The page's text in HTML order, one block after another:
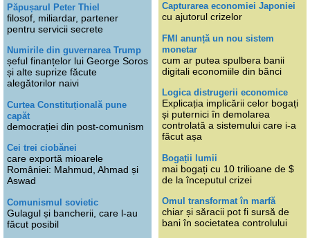
Păpușarul Peter Thiel
filosof, miliardar, partener
pentru servicii secrete
Numirile din guvernarea Trump
șeful finanțelor lui George Soros
și alte suprize făcute
alegătorilor naivi
Curtea Constituțională pune
capăt
democrației din post-comunism
Cei trei ciobănei
care exportă mioarele
României: Mahmud, Ahmad și
Aswad
Comunismul sovietic
Gulagul și bancherii, care l-au
făcut posibil
Capturarea economiei Japoniei
cu ajutorul crizelor
FMI anunță un nou sistem
monetar
cum ar putea spulbera banii
digitali economiile din bănci
Logica distrugerii economice
Explicația implicării celor bogați
și puternici în demolarea
controlată a sistemului care i-a
făcut așa
Bogații lumii
mai bogați cu 10 trilioane de $
de la începutul crizei
Omul transformat în marfă
chiar și săracii pot fi sursă de
bani în societatea controlului